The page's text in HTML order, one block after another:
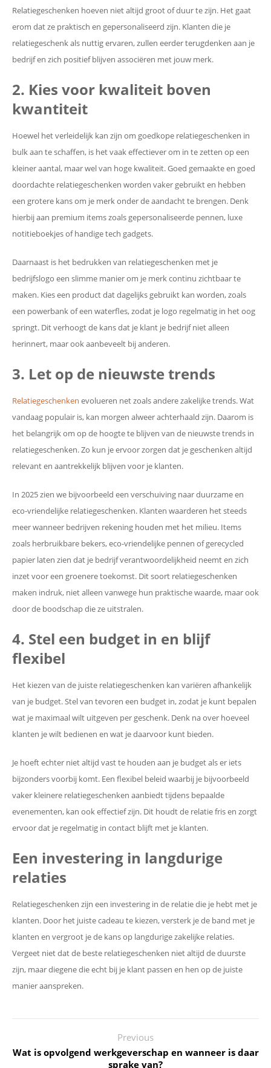
Relatiegeschenken hoeven niet altijd groot of duur te zijn. Het gaat
erom dat ze praktisch en gepersonaliseerd zijn. Klanten die je
relatiegeschenk als nuttig ervaren, zullen eerder terugdenken aan je
bedrijf en zich positief blijven associëren met jouw merk.
2. Kies voor kwaliteit boven
kwantiteit
Hoewel het verleidelijk kan zijn om goedkope relatiegeschenken in
bulk aan te schaffen, is het vaak effectiever om in te zetten op een
kleiner aantal, maar wel van hoge kwaliteit. Goed gemaakte en goed
doordachte relatiegeschenken worden vaker gebruikt en hebben
een grotere kans om je merk onder de aandacht te brengen. Denk
hierbij aan premium items zoals gepersonaliseerde pennen, luxe
notitieboekjes of handige tech gadgets.
Daarnaast is het bedrukken van relatiegeschenken met je
bedrijfslogo een slimme manier om je merk continu zichtbaar te
maken. Kies een product dat dagelijks gebruikt kan worden, zoals
een powerbank of een waterfles, zodat je logo regelmatig in het oog
springt. Dit verhoogt de kans dat je klant je bedrijf niet alleen
herinnert, maar ook aanbeveelt bij anderen.
3. Let op de nieuwste trends
Relatiegeschenken evolueren net zoals andere zakelijke trends. Wat
vandaag populair is, kan morgen alweer achterhaald zijn. Daarom is
het belangrijk om op de hoogte te blijven van de nieuwste trends in
relatiegeschenken. Zo kun je ervoor zorgen dat je geschenken altijd
relevant en aantrekkelijk blijven voor je klanten.
In 2025 zien we bijvoorbeeld een verschuiving naar duurzame en
eco-vriendelijke relatiegeschenken. Klanten waarderen het steeds
meer wanneer bedrijven rekening houden met het milieu. Items
zoals herbruikbare bekers, eco-vriendelijke pennen of gerecycled
papier laten zien dat je bedrijf verantwoordelijkheid neemt en zich
inzet voor een groenere toekomst. Dit soort relatiegeschenken
maken indruk, niet alleen vanwege hun praktische waarde, maar ook
door de boodschap die ze uitstralen.
4. Stel een budget in en blijf
flexibel
Het kiezen van de juiste relatiegeschenken kan variëren afhankelijk
van je budget. Stel van tevoren een budget in, zodat je kunt bepalen
wat je maximaal wilt uitgeven per geschenk. Denk na over hoeveel
klanten je wilt bedienen en wat je daarvoor kunt bieden.
Je hoeft echter niet altijd vast te houden aan je budget als er iets
bijzonders voorbij komt. Een flexibel beleid waarbij je bijvoorbeeld
vaker kleinere relatiegeschenken aanbiedt tijdens bepaalde
evenementen, kan ook effectief zijn. Dit houdt de relatie fris en zorgt
ervoor dat je regelmatig in contact blijft met je klanten.
Een investering in langdurige
relaties
Relatiegeschenken zijn een investering in de relatie die je hebt met je
klanten. Door het juiste cadeau te kiezen, versterk je de band met je
klanten en vergroot je de kans op langdurige zakelijke relaties.
Vergeet niet dat de beste relatiegeschenken niet altijd de duurste
zijn, maar diegene die echt bij je klant passen en hen op de juiste
manier aanspreken.
Previous
Wat is opvolgend werkgeverschap en wanneer is daar
sprake van?